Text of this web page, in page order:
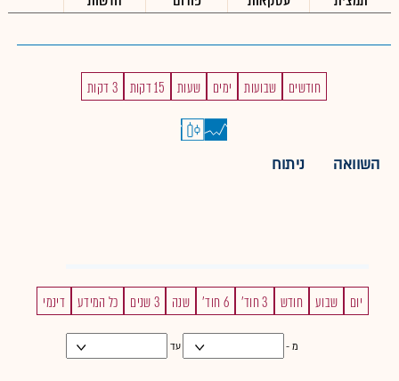
חודשים שבועות ימים שעות 15 דקות 3 דקות
השוואה ניתוח
יום שבוע חודש 3 חוד' 6 חוד' שנה 3 שנים כל המידע דינמי
מ - עד